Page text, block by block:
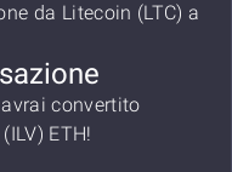
da Litecoin (LTC) a
convertito
ETH!